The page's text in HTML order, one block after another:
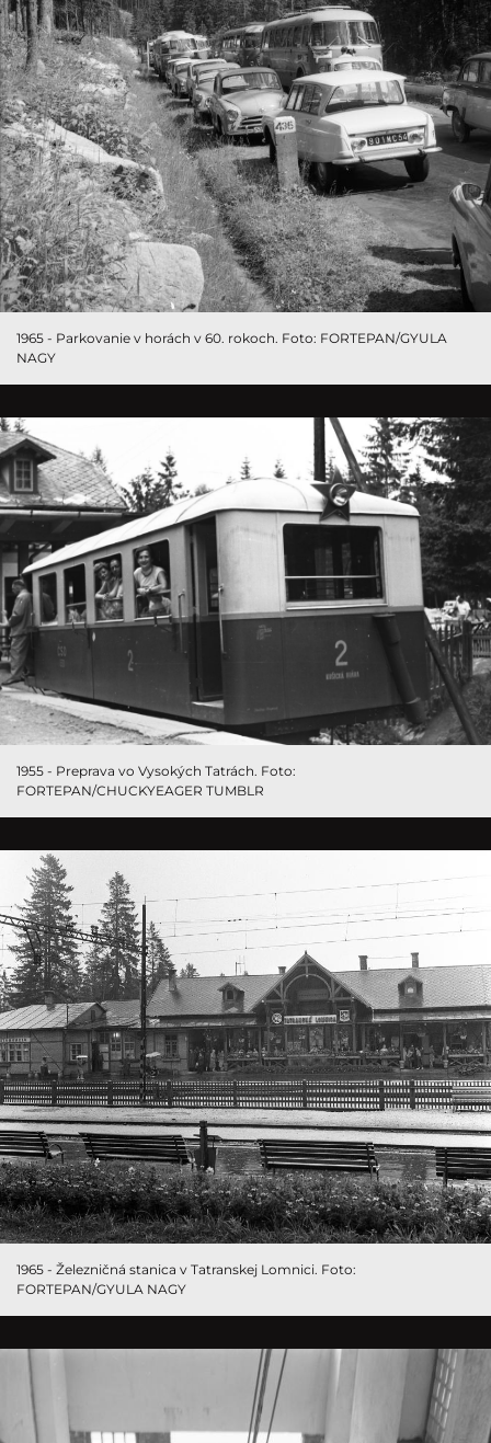
1965 - Parkovanie v horách v 60. rokoch. Foto: FORTEPAN/GYULA
NAGY
1955 - Preprava vo Vysokých Tatrách. Foto:
FORTEPAN/CHUCKYEAGER TUMBLR
1965 - Železničná stanica v Tatranskej Lomnici. Foto:
FORTEPAN/GYULA NAGY